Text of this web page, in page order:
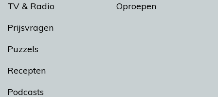
TV & Radio
Prijsvragen
Puzzels
Recepten
Podcasts
Oproepen